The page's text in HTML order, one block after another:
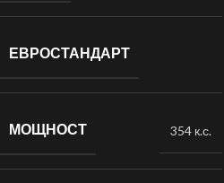
ЕВРОСТАНДАРТ
МОЩНОСТ 354 к.с.